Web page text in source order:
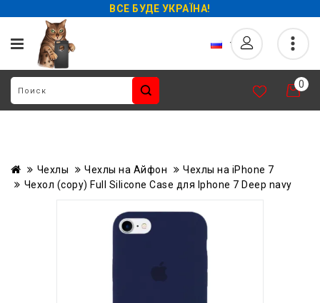
ВСЕ БУДЕ УКРАЇНА!
0
Чехлы Чехлы на Айфон
Чехлы на iPhone 7
Чехол (copy) Full Silicone Case для Iphone 7 Deep navy